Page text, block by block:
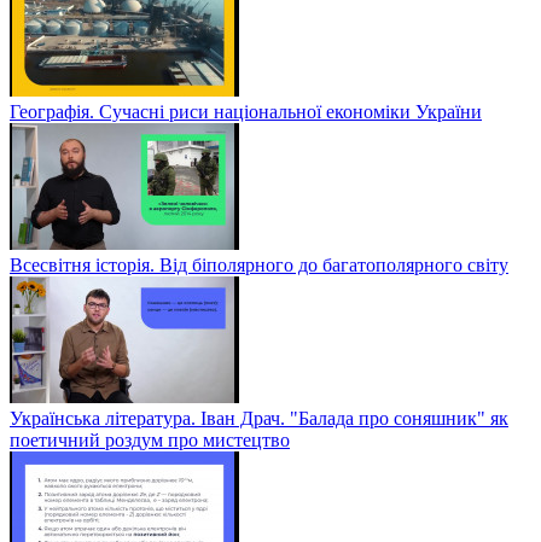
Географія. Сучасні риси національної економіки України
Всесвітня історія. Від біполярного до багатополярного світу
Українська література. Іван Драч. "Балада про соняшник" як
поетичний роздум про мистецтво